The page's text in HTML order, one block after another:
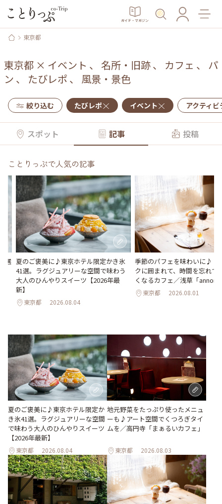
ガイド・マガジン
東京都
東京都 × イベント 、 名所・旧跡、 カフェ 、 パ
ン 、 たびレポ 、 風景・景色
絞り込む たびレポ イベント アクティ
スポット 記事 投稿
ことりっぷで人気の記事
選 夏のご褒美に♪東京ホテル限定かき氷
41選。ラグジュアリーな空間で味わう
大人のひんやりスイーツ【2026年最
新】
東京都 2026.08.04
季節のパフェを味わいに♪ ア
クに囲まれて、時間を忘れて
くなるカフェ／浅草「
東京都 2026.08.01
夏のご褒美に♪東京ホテル限定か
き氷41選。ラグジュアリーな空間
で味わう大人のひんやりスイーツ
【2026年最新】
東京都 2026.08.04
地元野菜をたっぷり使ったメニュ
ーも♪アート空間でくつろぎタイ
ムを／高円寺「まぁるいカフェ」
東京都 2026.08.03